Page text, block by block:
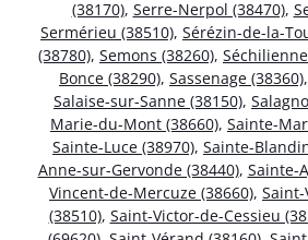
(38170), Serre-Nerpol (38470),
Sermérieu (38510), Sérézin-de-la-
(38780), Semons (38260),
Bonce (38290), Sassenage (38360),
Salaise-sur-Sanne (38150),
Marie-du-Mont (38660), Sainte-
Sainte-Luce (38970), Sainte-
Anne-sur-Gervonde (38440), Sainte-
Vincent-de-Mercuze (38660),
(38510), Saint-Victor-de-Cessieu